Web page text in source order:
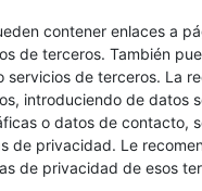
contener enlaces a
de terceros. También
servicios de terceros. La
introduciendo de datos
o datos de contacto,
de privacidad. Le
de privacidad de esos